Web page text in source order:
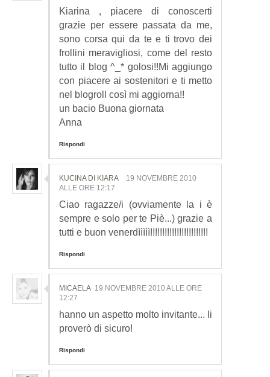
Kiarina , piacere di conoscerti
grazie per essere passata da me,
sono corsa qui da te e ti trovo dei
frollini meravigliosi, come del resto
tutto il blog ^_* golosi!!Mi aggiungo
con piacere ai sostenitori e ti metto
nel blogroll così mi aggiorna!!
un bacio Buona giornata
Anna
Rispondi
KUCINA DI KIARA
19 NOVEMBRE 2010
ALLE ORE 12:17
Ciao ragazze/i (ovviamente la i è
sempre e solo per te Piè...) grazie a
tutti e buon venerdììììì!!!!!!!!!!!!!!!!!!!!!!!!
Rispondi
MICAELA 19 NOVEMBRE 2010 ALLE ORE
12:27
hanno un aspetto molto invitante... li
proverò di sicuro!
Rispondi